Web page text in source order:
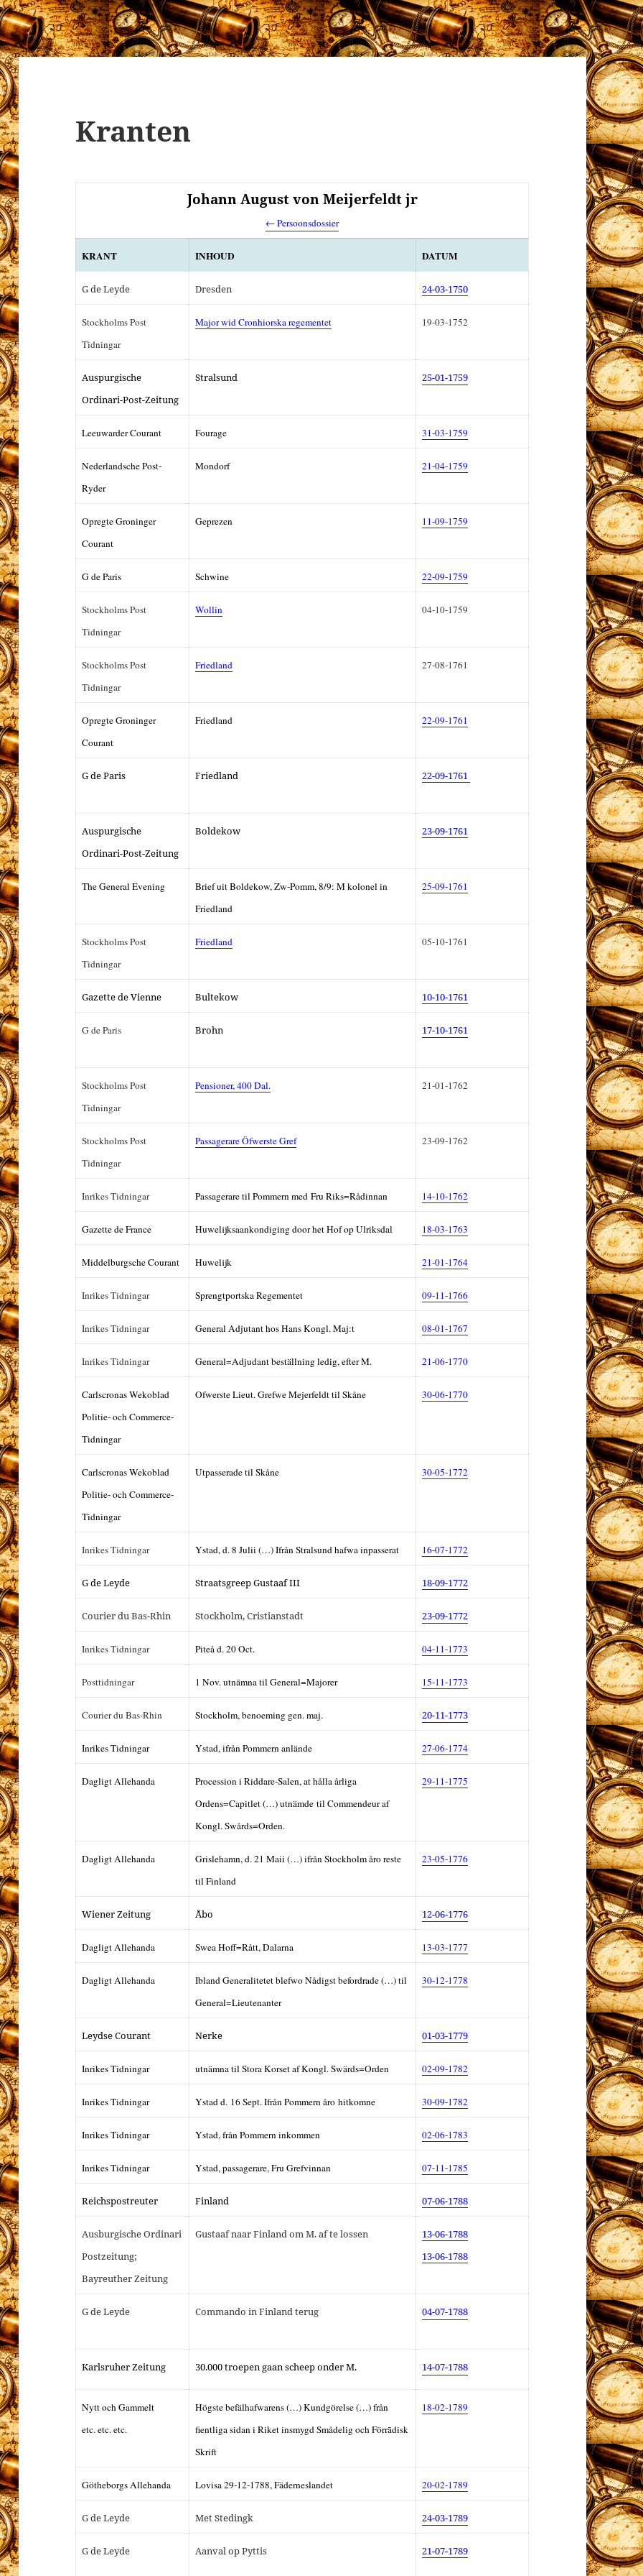
Kranten
Johann August von Meijerfeldt jr
← Persoonsdossier
KRANT INHOUD DATUM
G de Leyde Dresden 24-03-1750
Stockholms Post
Tidningar
Major wid Cronhiorska regementet 19-03-1752
Auspurgische
Ordinari-Post-Zeitung
Stralsund 25-01-1759
Leeuwarder Courant Fourage 31-03-1759
Nederlandsche Post-
Ryder
Mondorf 21-04-1759
Opregte Groninger
Courant
Geprezen 11-09-1759
G de Paris Schwine 22-09-1759
Stockholms Post
Tidningar
Wollin 04-10-1759
Stockholms Post
Tidningar
Friedland 27-08-1761
Opregte Groninger
Courant
Friedland 22-09-1761
G de Paris Friedland 22-09-1761
Auspurgische
Ordinari-Post-Zeitung
Boldekow 23-09-1761
The General Evening
Brief uit Boldekow, Zw-Pomm, 8/9: M kolonel in
Friedland
25-09-1761
Stockholms Post
Tidningar
Friedland 05-10-1761
Gazette de Vienne Bultekow 10-10-1761
G de Paris Brohn 17-10-1761
Stockholms Post
Tidningar
Pensioner, 400 Dal. 21-01-1762
Stockholms Post
Tidningar
Passagerare Öfwerste Gref 23-09-1762
Inrikes Tidningar Passagerare til Pommern med Fru Riks=Rådinnan 14-10-1762
Gazette de France Huwelijksaankondiging door het Hof op Ulriksdal 18-03-1763
Middelburgsche Courant Huwelijk 21-01-1764
Inrikes Tidningar Sprengtportska Regementet 09-11-1766
Inrikes Tidningar General Adjutant hos Hans Kongl. Maj:t 08-01-1767
Inrikes Tidningar General=Adjudant beställning ledig, efter M. 21-06-1770
Carlscronas Wekoblad
Politie- och Commerce-
Tidningar
Ofwerste Lieut. Grefwe Mejerfeldt til Skåne 30-06-1770
Carlscronas Wekoblad
Politie- och Commerce-
Tidningar
Utpasserade til Skåne 30-05-1772
Inrikes Tidningar Ystad, d. 8 Julii (…) Ifrån Stralsund hafwa inpasserat 16-07-1772
G de Leyde Straatsgreep Gustaaf III 18-09-1772
Courier du Bas-Rhin Stockholm, Cristianstadt 23-09-1772
Inrikes Tidningar Piteå d. 20 Oct. 04-11-1773
Posttidningar 1 Nov. utnämna til General=Majorer 15-11-1773
Courier du Bas-Rhin Stockholm, benoeming gen. maj. 20-11-1773
Inrikes Tidningar Ystad, ifrån Pommern anlände 27-06-1774
Dagligt Allehanda
Procession i Riddare-Salen, at hålla årliga
Ordens=Capitlet (…) utnämde til Commendeur af
Kongl. Swårds=Orden.
29-11-1775
Dagligt Allehanda
Grislehamn, d. 21 Maii (…) ifrån Stockholm åro reste
til Finland
23-05-1776
Wiener Zeitung Åbo 12-06-1776
Dagligt Allehanda Swea Hoff=Rått, Dalarna 13-03-1777
Dagligt Allehanda
Ibland Generalitetet blefwo Nådigst befordrade (…) til
General=Lieutenanter
30-12-1778
Leydse Courant Nerke 01-03-1779
Inrikes Tidningar utnämna til Stora Korset af Kongl. Swärds=Orden 02-09-1782
Inrikes Tidningar Ystad d. 16 Sept. Ifrån Pommern åro hitkomne 30-09-1782
Inrikes Tidningar Ystad, från Pommern inkommen 02-06-1783
Inrikes Tidningar Ystad, passagerare, Fru Grefvinnan 07-11-1785
Reichspostreuter Finland 07-06-1788
Ausburgische Ordinari
Postzeitung;
Bayreuther Zeitung
Gustaaf naar Finland om M. af te lossen
13-06-1788
13-06-1788
G de Leyde Commando in Finland terug 04-07-1788
Karlsruher Zeitung 30.000 troepen gaan scheep onder M. 14-07-1788
Nytt och Gammelt
etc. etc. etc.
Högste befälhafwarens (…) Kundgörelse (…) från
fientliga sidan i Riket insmygd Smådelig och Förrādisk
Skrift
18-02-1789
Götheborgs Allehanda Lovisa 29-12-1788, Fäderneslandet 20-02-1789
G de Leyde Met Stedingk 24-03-1789
G de Leyde Aanval op Pyttis 21-07-1789